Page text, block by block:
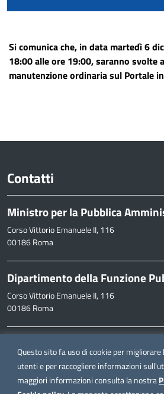
Questo sito fa uso di cookie per migliorare
utenti e per raccogliere informazioni
maggiori informazioni consulta la nostra
Si comunica che, in data martedì 6
18:00 alle ore 19:00, saranno svolte
manutenzione ordinaria sul Portale
Contatti
Ministro per la Pubblica
Corso Vittorio Emanuele II, 116
00186 Roma
Dipartimento della Funzione
Corso Vittorio Emanuele II, 116
00186 Roma
inpa@funzionepubblica.it
FAQ